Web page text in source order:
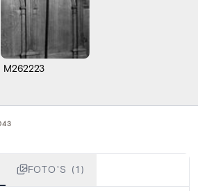
M262223
FOTO'S (1)